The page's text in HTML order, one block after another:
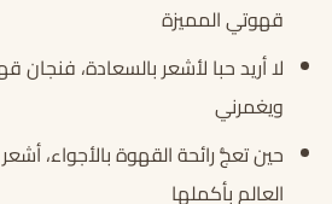
قهوتي المميزة
لا أريد حبا لأشعر بالسعادة،
ويغمرني
حين تعجُّ رائحة القهوة بالأجواء،
العالم بأكملها